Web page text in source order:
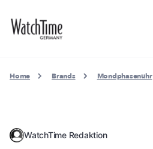
Home Brands Mondphasenuhr
WatchTime Redaktion